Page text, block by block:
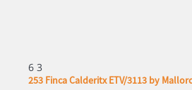
6 3
253 Finca Calderitx ETV/3113 by